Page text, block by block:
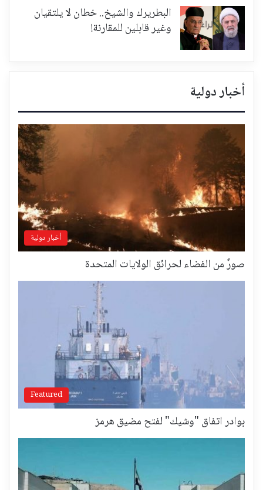
البطريرك والشيخ.. خطان لا يلتقيان
وغير قابلين للمقارنة!
أخبار دولية
أخبار دولية
صورٌ من الفضاء لحرائق الولايات المتحدة
Featured
بوادر اتفاق "وشيك" لفتح مضيق هرمز